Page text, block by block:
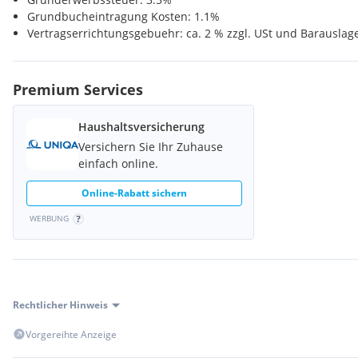
Supermarkt <250m
Kinder & Schulen
Kindergarten <700m
Schule <100m
Gesundheit
Arzt <750m
Apotheke <500m
Grundbucheintragung Kosten: 1.1%
Vertragserrichtungsgebuehr: ca. 2 % zzgl. USt und
Premium Services
Haushaltsversicherung
Versichern Sie Ihr Zuhause
einfach online.
Online-Rabatt sichern
WERBUNG
Rechtlicher Hinweis
Vorgereihte Anzeige